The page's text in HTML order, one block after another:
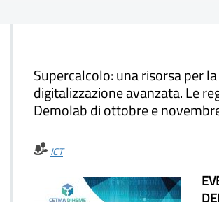
Supercalcolo: una risorsa per la
digitalizzazione avanzata. Le
Demolab di ottobre e
ICT